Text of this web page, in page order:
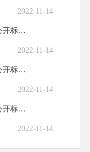
2022-11-14
临夏县坡头乡坡头村村务公开标准目录
2022-11-14
临夏县坡头乡寨子村村务公开标准目录
2022-11-14
临夏县坡头乡塬堡村村务公开标准目录
2022-11-14